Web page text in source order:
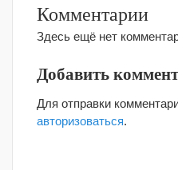
Комментарии
Здесь ещё нет
Добавить
Для отправки
авторизоваться.